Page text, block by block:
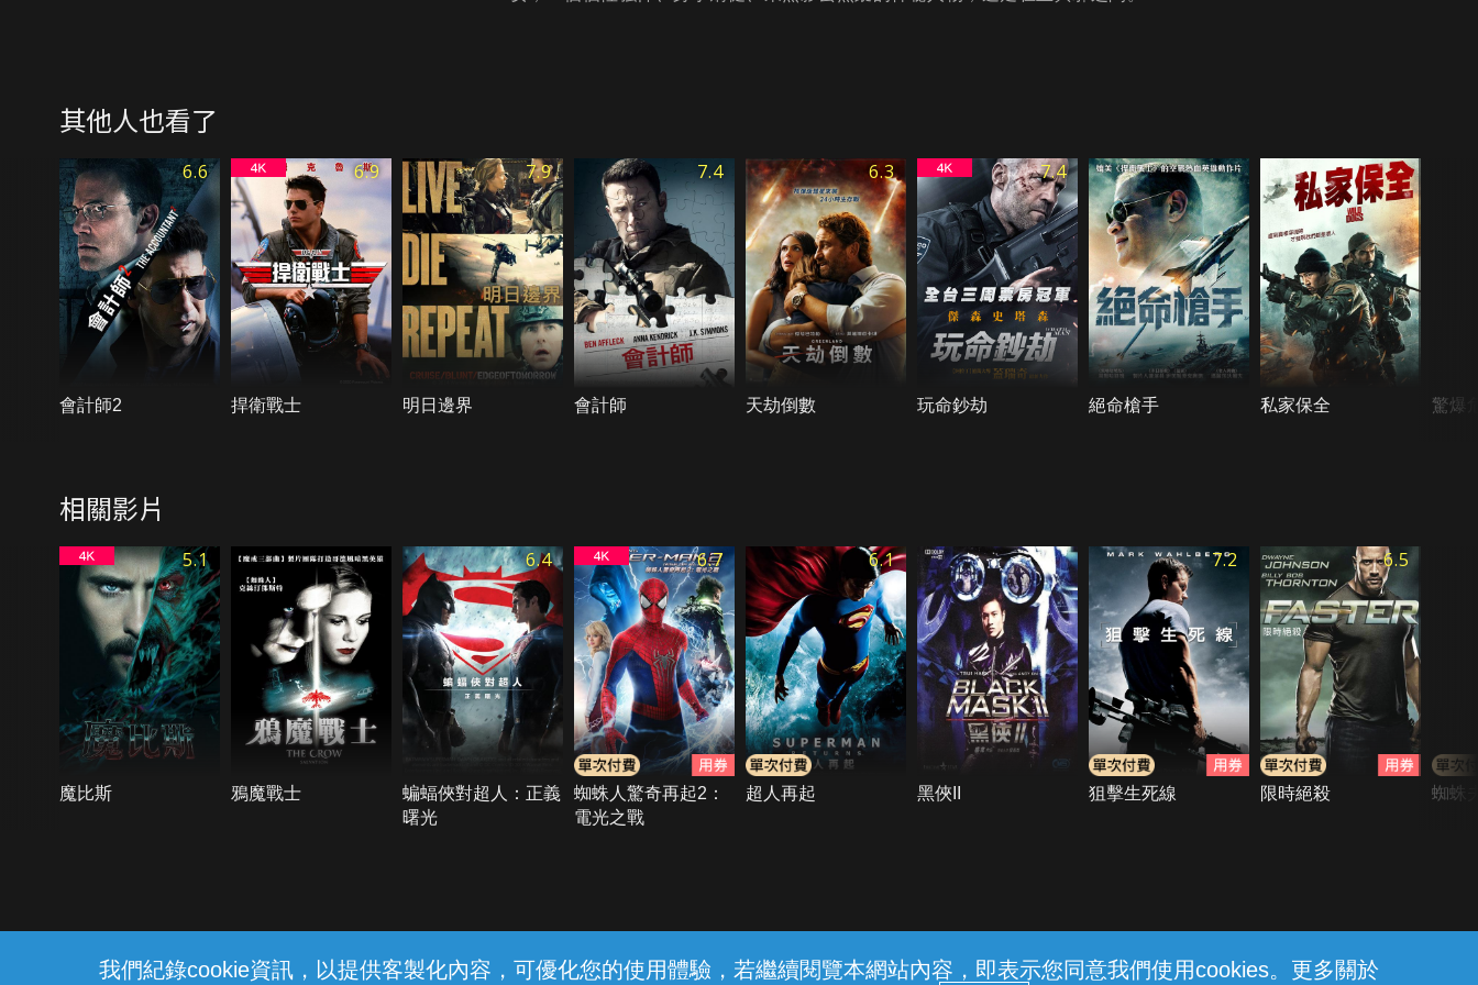
我們紀錄cookie資訊，以提供客製化內容，可優化您的使用體驗，若繼續閱覽本網站內容，即表示您同意我們使用cookies。更多關於
其他人也看了
6.6
會計師2
6.9
捍衛戰士
7.9
明日邊界
7.4
會計師
6.3
天劫倒數
7.4
玩命鈔劫 絕命槍手 私家保全 驚爆
相關影片
5.1
魔比斯 鴉魔戰士
6.4
蝙蝠俠對超人：正義
曙光
6.7
蜘蛛人驚奇再起2：
電光之戰
6.1
超人再起 黑俠II
7.2
狙擊生死線
6.5
限時絕殺 蜘蛛
線上客服 服務條款 隱私權保護